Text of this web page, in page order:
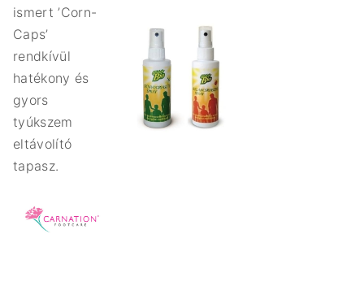
ismert ’Corn-
Caps’
rendkívül
hatékony és
gyors
tyúkszem
eltávolító
tapasz.